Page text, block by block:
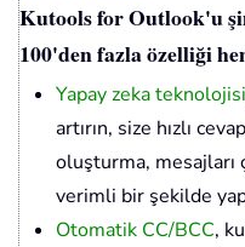
Kutools for Outlook'u
100'den fazla özelliği
Yapay zeka
artırın, size hızlı
oluşturma, mesajları
verimli bir şekilde
Otomatik CC/BCC,